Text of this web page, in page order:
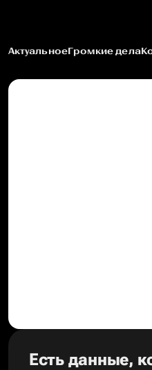
АктуальноеГромкие дела
Есть данные,